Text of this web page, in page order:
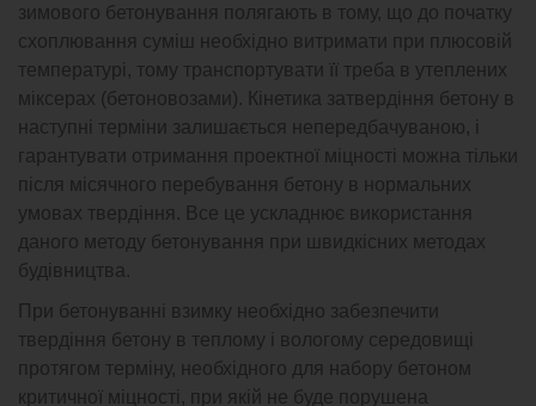
зимового бетонування полягають в тому, що до початку
схоплювання суміш необхідно витримати при плюсовій
температурі, тому транспортувати її треба в утеплених
міксерах (бетоновозами). Кінетика затвердіння бетону в
наступні терміни залишається непередбачуваною, і
гарантувати отримання проектної міцності можна тільки
після місячного перебування бетону в нормальних
умовах твердіння. Все це ускладнює використання
даного методу бетонування при швидкісних методах
будівництва.
При бетонуванні взимку необхідно забезпечити
твердіння бетону в теплому і вологому середовищі
протягом терміну, необхідного для набору бетоном
критичної міцності, при якій не буде порушена